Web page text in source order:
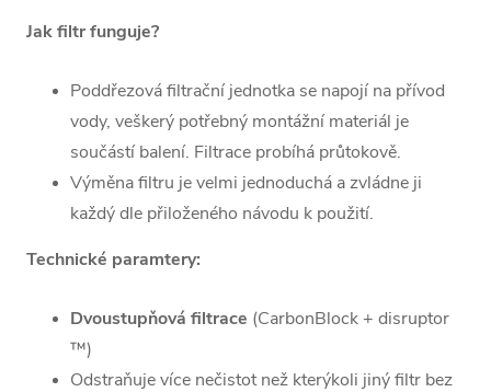
Jak filtr funguje?
Poddřezová filtrační jednotka se napojí na přívod
vody, veškerý potřebný montážní materiál je
součástí balení. Filtrace probíhá průtokově.
Výměna filtru je velmi jednoduchá a zvládne ji
každý dle přiloženého návodu k použití.
Technické paramtery:
Dvoustupňová filtrace (CarbonBlock + disruptor
™)
Odstraňuje více nečistot než kterýkoli jiný filtr bez